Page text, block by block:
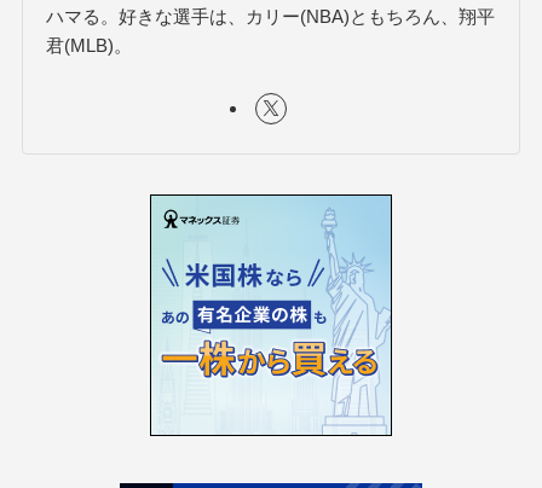
ハマる。好きな選手は、カリー(NBA)ともちろん、翔平
君(MLB)。